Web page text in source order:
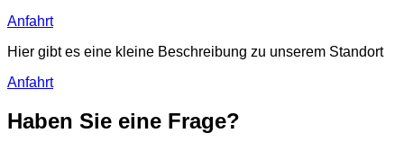
Anfahrt
Hier gibt es eine kleine Beschreibung zu unserem Standort
Anfahrt
Haben Sie eine Frage?